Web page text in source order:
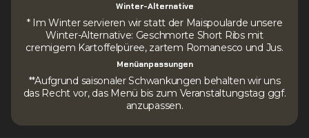
Winter-Alternative
* Im Winter servieren wir statt der Maispoularde unsere
Winter-Alternative: Geschmorte Short Ribs mit
cremigem Kartoffelpüree, zartem Romanesco und Jus.
Menüanpassungen
**Aufgrund saisonaler Schwankungen behalten wir uns
das Recht vor, das Menü bis zum Veranstaltungstag ggf.
anzupassen.